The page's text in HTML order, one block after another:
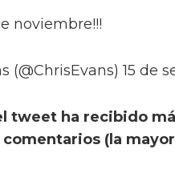
noviembre!!!
(@ChrisEvans) 15 de
tweet ha recibido
(la